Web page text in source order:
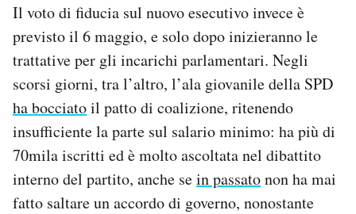
Il voto di fiducia sul nuovo esecutivo invece è
previsto il 6 maggio, e solo dopo inizieranno le
trattative per gli incarichi parlamentari. Negli
scorsi giorni, tra l’altro, l’ala giovanile della SPD
ha bocciatoil patto di coalizione, ritenendo
insufficiente la parte sul salario minimo: ha più di
70mila iscritti ed è molto ascoltata nel dibattito
interno del partito, anche sein passatonon ha mai
fatto saltare un accordo di governo, nonostante